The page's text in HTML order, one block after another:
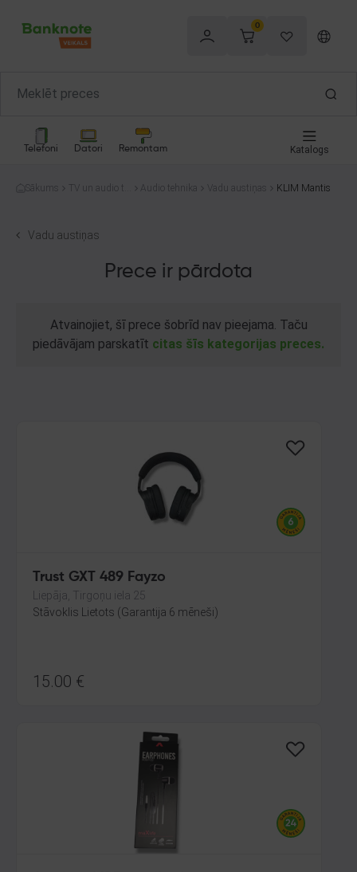
0
Telefoni Datori Remontam Katalogs
Sākums
TV un audio te
Audio tehnika Vadu austiņas KLIM Mantis
Vadu austiņas
Prece ir pārdota
Atvainojiet, šī prece šobrīd nav pieejama. Taču
piedāvājam parskatīt citas šīs kategorijas preces.
Trust GXT 489 Fayzo
Liepāja, Tirgoņu iela 25
Stāvoklis Lietots (Garantija 6 mēneši)
15.00 €